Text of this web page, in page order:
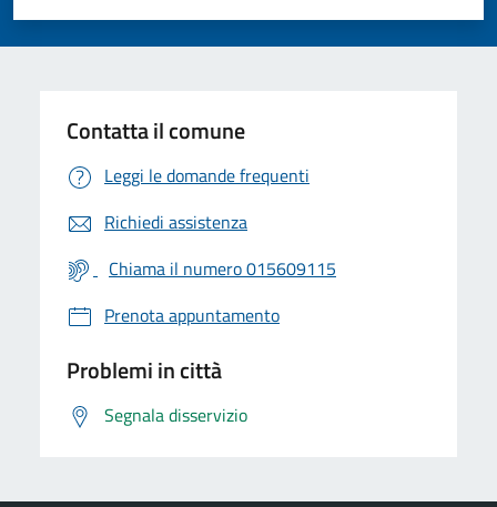
Valuta 5 stelle su 5
Valuta 4 stelle su 5
Valuta 3 stelle su 5
Valuta 2 stelle su 5
Valuta 1 stelle su 5
Contatta il comune
Leggi le domande frequenti
Richiedi assistenza
Chiama il numero 015609115
Prenota appuntamento
Problemi in città
Segnala disservizio